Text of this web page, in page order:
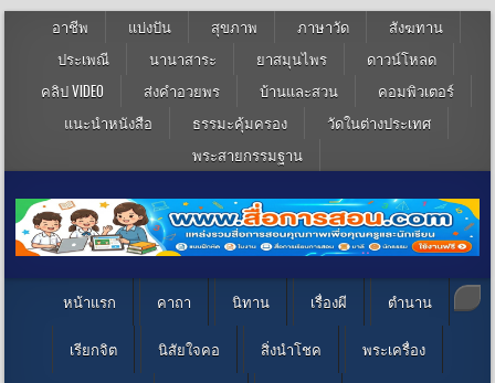
อาชีพ แบ่งปัน สุขภาพ ภาษาวัด
สังฆทาน
ประเพณี
นานาสาระ ยาสมุนไพร
ดาวน์โหลด
คลิป VIDEO
ส่งคำอวยพร บ้านและสวน
คอมพิวเตอร์
แนะนำหนังสือ
ธรรมะคุ้มครอง
วัดในต่างประเทศ
พระสายกรรมฐาน
หน้าแรก คาถา นิทาน เรื่องผี ตำนาน
เรียกจิต นิสัยใจคอ สิ่งนำโชค พระเครื่อง